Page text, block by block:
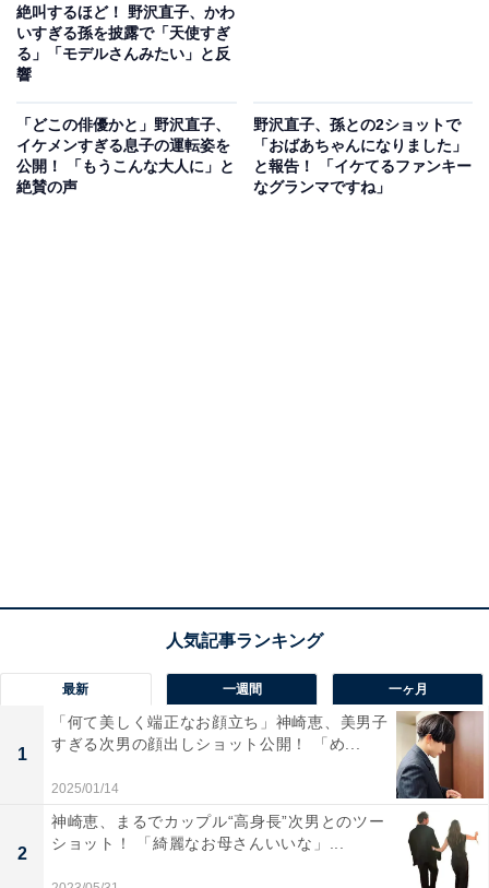
絶叫するほど！ 野沢直子、かわ
いすぎる孫を披露で「天使すぎ
る」「モデルさんみたい」と反
響
「どこの俳優かと」野沢直子、
イケメンすぎる息子の運転姿を
公開！ 「もうこんな大人に」と
絶賛の声
野沢直子、孫との2ショットで
「おばあちゃんになりました」
と報告！ 「イケてるファンキー
なグランマですね」
最新 一週間 一ヶ月
1
「何て美しく端正なお顔立ち」神崎恵、美男子
すぎる次男の顔出しショット公開！ 「め...
2025/01/14
2
神崎恵、まるでカップル“高身長”次男とのツー
ショット！ 「綺麗なお母さんいいな」...